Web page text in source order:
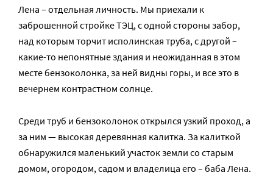
Лена – отдельная личность. Мы приехали к
заброшенной стройке ТЭЦ, с одной стороны забор,
над которым торчит исполинская труба, с другой –
какие-то непонятные здания и неожиданная в этом
месте бензоколонка, за ней видны горы, и все это в
вечернем контрастном солнце.
Среди труб и бензоколонок открылся узкий проход, а
за ним — высокая деревянная калитка. За калиткой
обнаружился маленький участок земли со старым
домом, огородом, садом и владелица его – баба Лена.